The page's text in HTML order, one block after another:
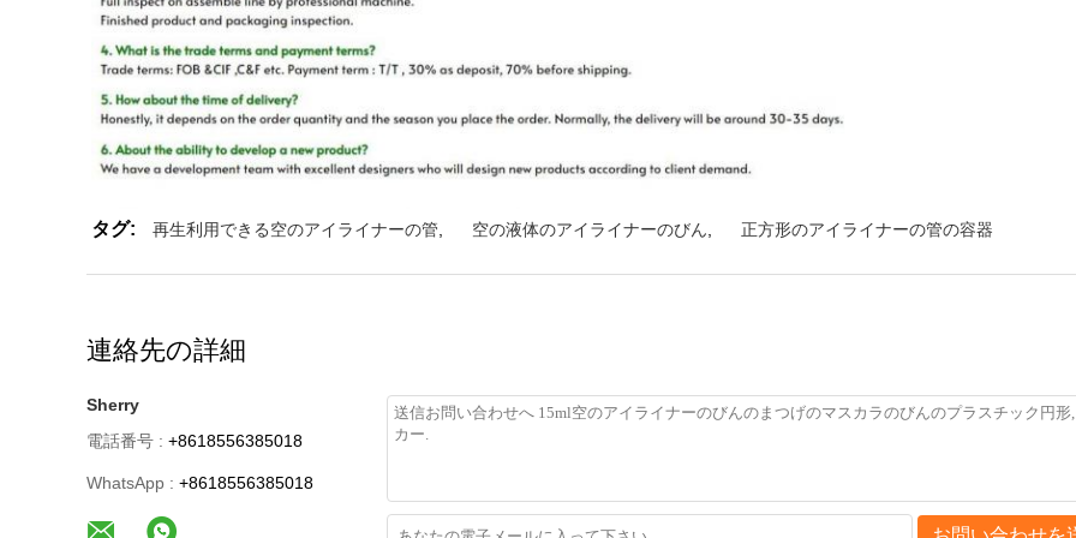
タグ: 再生利用できる空のアイライナーの管, 空の液体のアイライナーのびん, 正方形のアイライナーの管の容器
連絡先の詳細
Sherry
電話番号 : +8618556385018
WhatsApp : +8618556385018